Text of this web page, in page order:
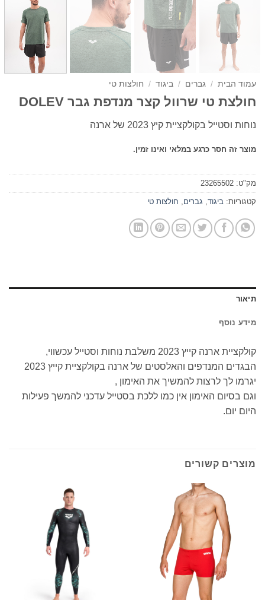
עמוד הבית / גברים / ביגוד / חולצות טי
חולצת טי שרוול קצר מנדפת גבר DOLEV
נוחות וסטייל בקולקציית קיץ 2023 של ארנה
מוצר זה חסר כרגע במלאי ואינו זמין.
מק"ט: 23265502
קטגוריות: ביגוד, גברים, חולצות טי
תיאור
מידע נוסף
קולקציית ארנה קייץ 2023 משלבת נוחות וסטייל עכשווי,
הבגדים המנדפים והאלסטים של ארנה בקולקציית קייץ 2023
יגרמו לך לרצות להמשיך את האימון ,
וגם בסיום האימון אין כמו ללכת בסטייל עדכני להמשך פעילות
היום יום.
מוצרים קשורים